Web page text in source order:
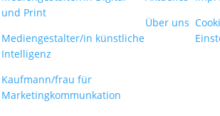
und Print
Mediengestalter/in künstliche
Intelligenz
Kaufmann/frau für
Marketingkommunkation
Über uns